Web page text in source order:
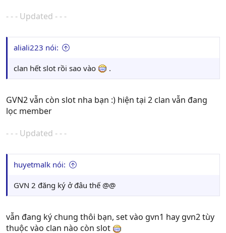
- - - Updated - - -
aliali223 nói:
clan hết slot rồi sao vào .
GVN2 vẫn còn slot nha bạn :) hiện tại 2 clan vẫn đang
lọc member
- - - Updated - - -
huyetmalk nói:
GVN 2 đăng ký ở đâu thế @@
vẫn đang ký chung thôi bạn, set vào gvn1 hay gvn2 tùy
thuộc vào clan nào còn slot